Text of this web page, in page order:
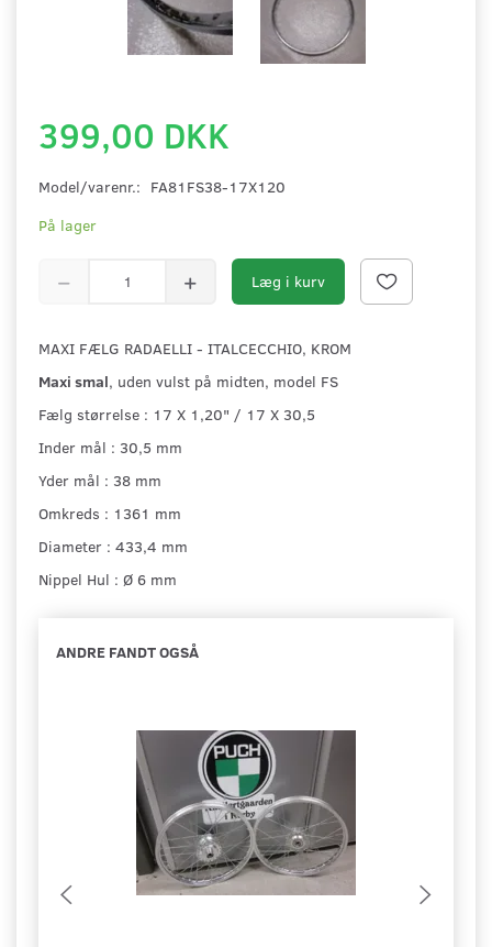
399,00 DKK
Model/varenr.: FA81FS38-17X120
På lager
Læg i kurv
MAXI FÆLG RADAELLI - ITALCECCHIO, KROM
Maxi smal, uden vulst på midten, model FS
Fælg størrelse : 17 X 1,20" / 17 X 30,5
Inder mål : 30,5 mm
Yder mål : 38 mm
Omkreds : 1361 mm
Diameter : 433,4 mm
Nippel Hul : Ø 6 mm
ANDRE FANDT OGSÅ